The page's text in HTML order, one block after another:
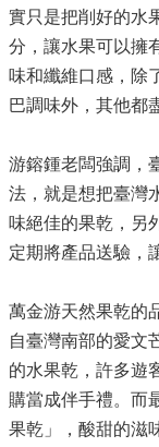
實只是把削好的水
分，讓水果可以擁
味和纖維口感，除
巴調味外，其他都
游鎔鍾老闆強調，
法，就是想把臺灣
味絕佳的果乾，另
定期將產品送驗，
萬金游天然果乾的
自臺灣南部的愛文
的水果乾，許多遊
購當成伴手禮。而
果乾」，酸甜的滋